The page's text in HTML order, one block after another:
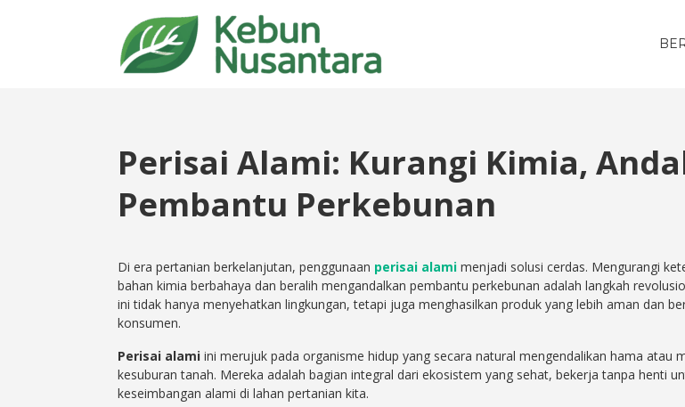
Perisai Alami: Kurangi Kimia,
Pembantu Perkebunan
Di era pertanian berkelanjutan, penggunaan perisai alami menjadi solusi cerdas. Mengurangi
bahan kimia berbahaya dan beralih mengandalkan pembantu perkebunan adalah langkah
ini tidak hanya menyehatkan lingkungan, tetapi juga menghasilkan produk yang lebih aman dan
konsumen.
Perisai alami ini merujuk pada organisme hidup yang secara natural mengendalikan hama atau
kesuburan tanah. Mereka adalah bagian integral dari ekosistem yang sehat, bekerja tanpa henti
keseimbangan alami di lahan pertanian kita.